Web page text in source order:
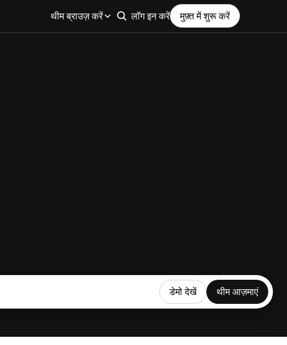
थीम ब्राउज़ करें लॉग इन करें मुफ़्त में शुरू करें
डेमो देखें थीम आज़माएं